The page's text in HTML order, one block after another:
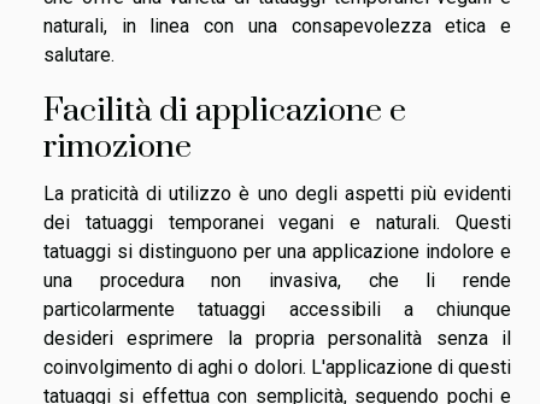
naturali, in linea con una consapevolezza etica e
salutare.
Facilità di applicazione e
rimozione
La praticità di utilizzo è uno degli aspetti più evidenti
dei tatuaggi temporanei vegani e naturali. Questi
tatuaggi si distinguono per una applicazione indolore e
una procedura non invasiva, che li rende
particolarmente tatuaggi accessibili a chiunque
desideri esprimere la propria personalità senza il
coinvolgimento di aghi o dolori. L'applicazione di questi
tatuaggi si effettua con semplicità, seguendo pochi e